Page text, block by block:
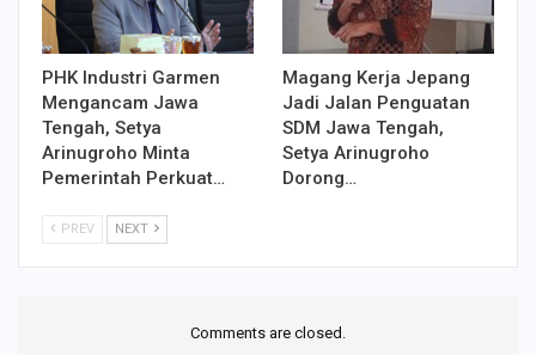
PHK Industri Garmen
Mengancam Jawa
Tengah, Setya
Arinugroho Minta
Pemerintah Perkuat…
Magang Kerja Jepang
Jadi Jalan Penguatan
SDM Jawa Tengah,
Setya Arinugroho
Dorong…
PREV NEXT
Comments are closed.